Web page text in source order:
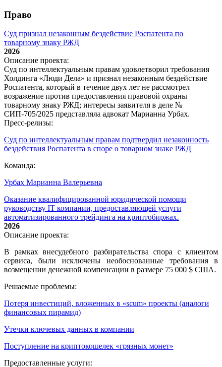
Право
Суд признал незаконным бездействие Роспатента по
товарному знаку РЖД
2026
Описание проекта:
Суд по интеллектуальным правам удовлетворил требования
Холдинга «Люди Дела» и признал незаконным бездействие
Роспатента, который в течение двух лет не рассмотрел
возражение против предоставления правовой охраны
товарному знаку РЖД; интересы заявителя в деле №
СИП‑705/2025 представляла адвокат Марианна Урбах.
Пресс-релизы:
Суд по интеллектуальным правам подтвердил незаконность
бездействия Роспатента в споре о товарном знаке РЖД
Команда:
Урбах Марианна Валерьевна
Оказание квалифицированной юридической помощи
руководству IT компании, предоставляющей услуги
автоматизированного трейдинга на криптобиржах.
2026
Описание проекта:
В рамках внесудебного разбирательства спора с клиентом
сервиса, были исключены необоснованные требования в
возмещении денежной компенсации в размере 75 000 $ США.
Решаемые проблемы:
Потеря инвестиций, вложенных в «scum» проекты (аналоги
финансовых пирамид)
Утечки ключевых данных в компании
Поступление на криптокошелек «грязных монет»
Предоставленные услуги: